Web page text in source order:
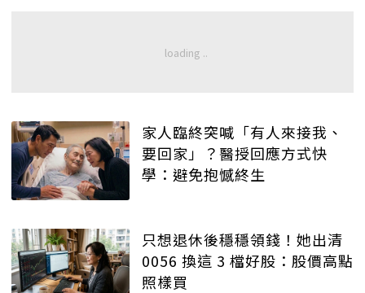
家人臨終突喊「有人來接我、
要回家」？醫授回應方式快
學：避免抱憾終生
只想退休後穩穩領錢！她出清
0056 換這 3 檔好股：股價高點
照樣買